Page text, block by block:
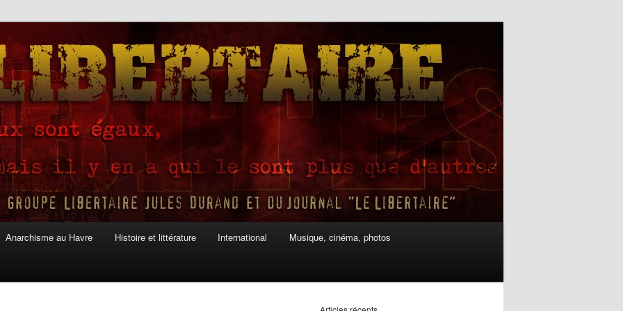
Anarchisme au Havre Histoire et littérature International Musique, cinéma, photos